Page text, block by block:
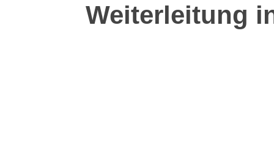
Weiterleitung